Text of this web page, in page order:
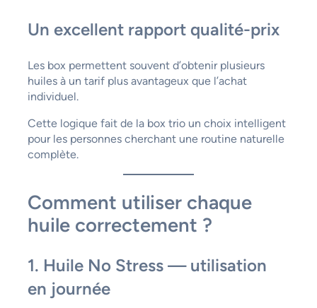
Un excellent rapport qualité-prix
Les box permettent souvent d’obtenir plusieurs
huiles à un tarif plus avantageux que l’achat
individuel.
Cette logique fait de la box trio un choix intelligent
pour les personnes cherchant une routine naturelle
complète.
Comment utiliser chaque
huile correctement ?
1. Huile No Stress — utilisation
en journée